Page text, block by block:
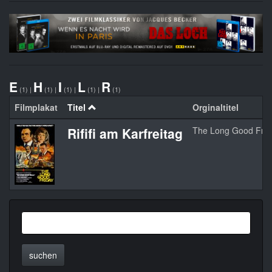
E (1) | H (1) | I (1) | L (1) | R (1)
Filmplakat Titel Orginaltitel
Rififi am Karfreitag The Long Good
suchen